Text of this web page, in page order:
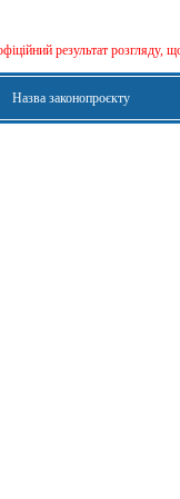
результат розгляду,
Назва законопроєкту